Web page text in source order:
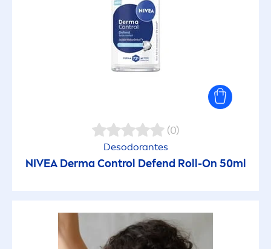
(0)
Desodorantes
NIVEADerma Control Defend Roll-On 50ml